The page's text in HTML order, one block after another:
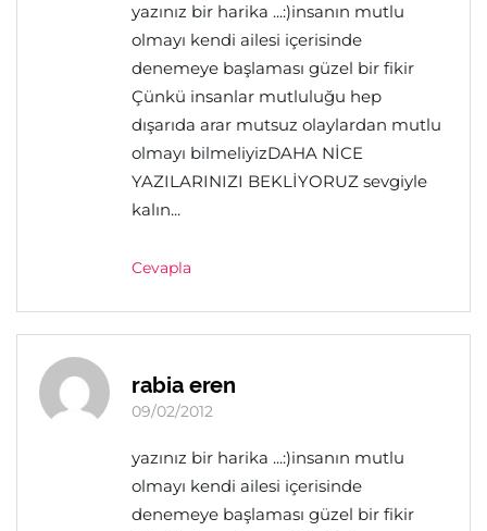
yazınız bir harika ...:)insanın mutlu
olmayı kendi ailesi içerisinde
denemeye başlaması güzel bir fikir
Çünkü insanlar mutluluğu hep
dışarıda arar mutsuz olaylardan mutlu
olmayı bilmeliyizDAHA NİCE
YAZILARINIZI BEKLİYORUZ sevgiyle
kalın...
Cevapla
rabia eren
09/02/2012
yazınız bir harika ...:)insanın mutlu
olmayı kendi ailesi içerisinde
denemeye başlaması güzel bir fikir